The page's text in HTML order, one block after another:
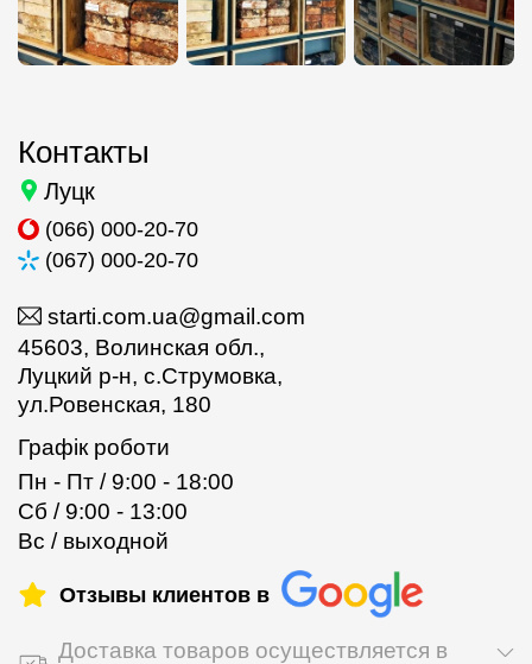
Контакты
Луцк
(066) 000-20-70
(067) 000-20-70
starti.com.ua@gmail.com
45603, Волинская обл.,
Луцкий р-н, с.Струмовка,
ул.Ровенская, 180
Графік роботи
Пн - Пт / 9:00 - 18:00
Сб / 9:00 - 13:00
Вс / выходной
Отзывы клиентов в
Доставка товаров осуществляется в